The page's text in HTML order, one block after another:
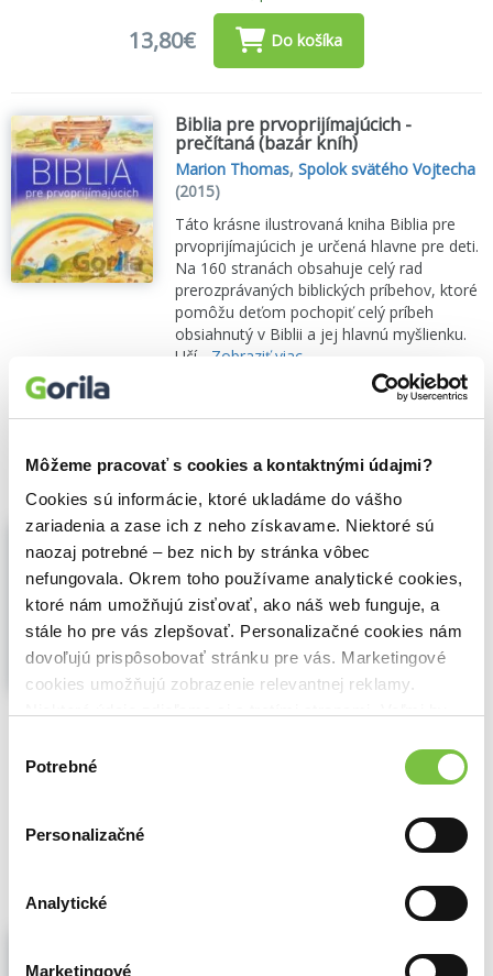
Môžeme pracovať s cookies a kontaktnými údajmi?
Cookies sú informácie, ktoré ukladáme do vášho
zariadenia a zase ich z neho získavame. Niektoré sú
naozaj potrebné – bez nich by stránka vôbec
nefungovala. Okrem toho používame analytické cookies,
ktoré nám umožňujú zisťovať, ako náš web funguje, a
stále ho pre vás zlepšovať. Personalizačné cookies nám
dovoľujú prispôsobovať stránku pre vás. Marketingové
cookies umožňujú zobrazenie relevantnej reklamy.
cookies.
súhlasu
Potrebné
Personalizačné
Analytické
Marketingové
13,80€ Do košíka
Biblia pre prvoprijímajúcich -
prečítaná (bazár kníh)
Marion Thomas,Spolok svätého Vojtecha
(2015)
Táto krásne ilustrovaná kniha Biblia pre
prvoprijímajúcich je určená hlavne pre deti.
Na 160 stranách obsahuje celý rad
prerozprávaných biblických príbehov, ktoré
pomôžu deťom pochopiť celý príbeh
obsiahnutý v Biblii a jej hlavnú myšlienku.
Učí... Zobraziť viac
🌴 Máme na sklade, posielame ihneď.
Biblia pre prvoprijímajúcich -
prečítaná (bazár kníh)
Marion Thomas,Spolok svätého Vojtecha
(2015)
Táto krásne ilustrovaná kniha Biblia pre
prvoprijímajúcich je určená hlavne pre deti.
Na 160 stranách obsahuje celý rad
prerozprávaných biblických príbehov, ktoré
pomôžu deťom pochopiť celý príbeh